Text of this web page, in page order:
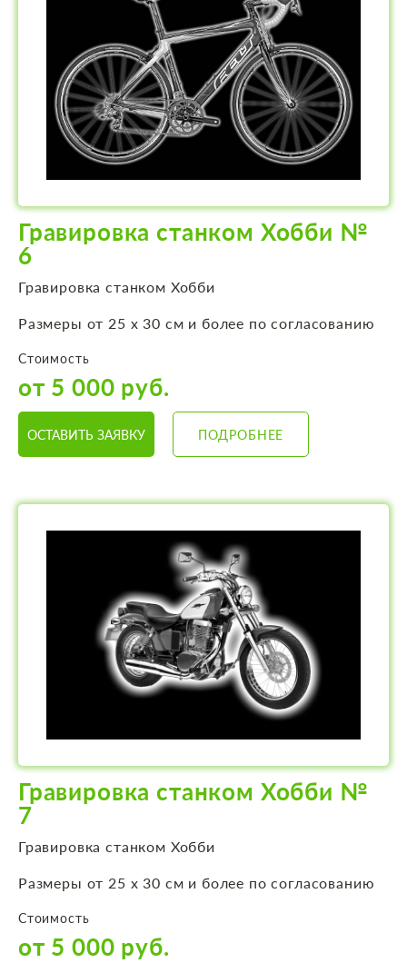
Гравировка станком Хобби №
6
Гравировка станком Хобби
Размеры от 25 х 30 см и более по согласованию
Стоимость
от 5 000 руб.
ОСТАВИТЬ ЗАЯВКУ ПОДРОБНЕЕ
Гравировка станком Хобби №
7
Гравировка станком Хобби
Размеры от 25 х 30 см и более по согласованию
Стоимость
от 5 000 руб.